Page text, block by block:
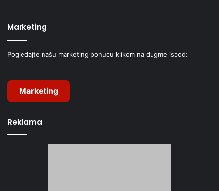
Marketing
Pogledajte našu marketing ponudu klikom na dugme ispod:
Marketing
Reklama